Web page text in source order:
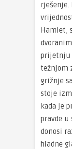
rješenje.
Hamlet,
prijetnju
težnjom
grižnje
stoje
kada je
pravde
donosi
hladne